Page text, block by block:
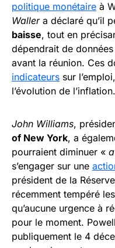
politique monétaire à
Wallera déclaré qu’il
baisse, tout en
dépendrait de
avant la réunion. Ces
indicateurs sur
l’évolution de l’inflation.
John Williams,
of New York, a
pourraient diminuer «
s’engager sur une
président de la
récemment tempéré
qu’aucune urgence à
pour le moment.
publiquement le 4